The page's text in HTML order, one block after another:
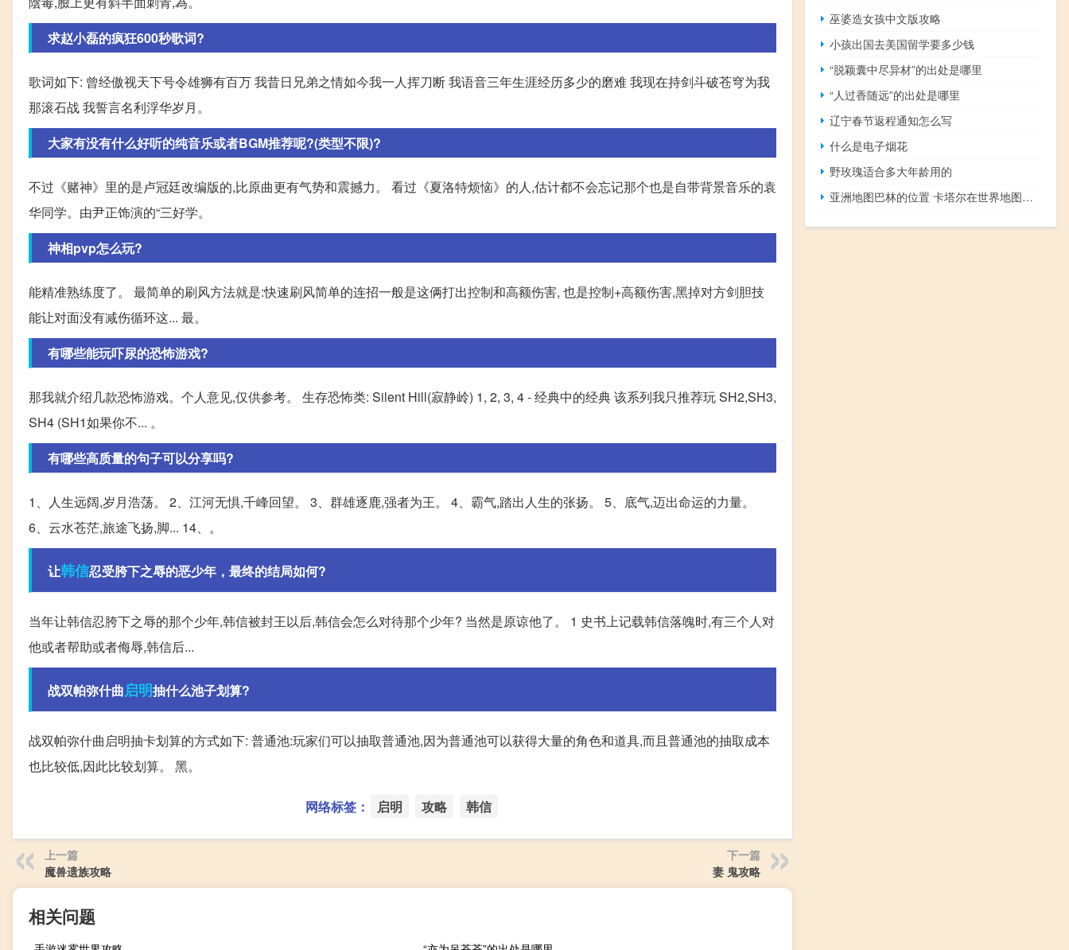
求赵小磊的疯狂600秒歌词?
歌词如下: 曾经傲视天下号令雄狮有百万 我昔日兄弟之情如今我一人挥刀断 我语音三年生涯经历多少的磨难 我现在持剑斗破苍穹为我
那滚石战 我誓言名利浮华岁月。
大家有没有什么好听的纯音乐或者BGM推荐呢?(类型不限)?
不过《赌神》里的是卢冠廷改编版的,比原曲更有气势和震撼力。 看过《夏洛特烦恼》的人,估计都不会忘记那个也是自带背景音乐的袁
华同学。由尹正饰演的“三好学。
神相pvp怎么玩?
能精准熟练度了。 最简单的刷风方法就是:快速刷风简单的连招一般是这俩打出控制和高额伤害, 也是控制+高额伤害,黑掉对方剑胆技
能让对面没有减伤循环这... 最。
有哪些能玩吓尿的恐怖游戏?
那我就介绍几款恐怖游戏。个人意见,仅供参考。 生存恐怖类: Silent Hill(寂静岭) 1, 2, 3, 4 - 经典中的经典 该系列我只推荐玩 SH2,SH3,
SH4 (SH1如果你不... 。
有哪些高质量的句子可以分享吗?
1、人生远阔,岁月浩荡。 2、江河无惧,千峰回望。 3、群雄逐鹿,强者为王。 4、霸气,踏出人生的张扬。 5、底气,迈出命运的力量。
6、云水苍茫,旅途飞扬,脚... 14、。
让韩信忍受胯下之辱的恶少年，最终的结局如何?
当年让韩信忍胯下之辱的那个少年,韩信被封王以后,韩信会怎么对待那个少年? 当然是原谅他了。 1 史书上记载韩信落魄时,有三个人对
他或者帮助或者侮辱,韩信后...
战双帕弥什曲启明抽什么池子划算?
战双帕弥什曲启明抽卡划算的方式如下: 普通池:玩家们可以抽取普通池,因为普通池可以获得大量的角色和道具,而且普通池的抽取成本
也比较低,因此比较划算。 黑。
网络标签： 启明 攻略 韩信
上一篇
魔兽遗族攻略
下一篇
妻 鬼攻略
相关问题
巫婆造女孩中文版攻略
小孩出国去美国留学要多少钱
“脱颖囊中尽异材”的出处是哪里
“人过香随远”的出处是哪里
辽宁春节返程通知怎么写
什么是电子烟花
野玫瑰适合多大年龄用的
亚洲地图巴林的位置 卡塔尔在世界地图的位置